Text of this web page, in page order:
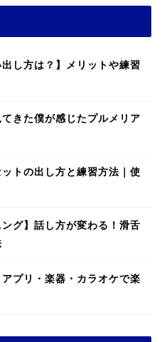
出し方は？】メリットや練習
きた僕が感じたプルメリア
トの出し方と練習方法｜使
ング】話し方が変わる！滑舌
プリ・楽器・カラオケで楽